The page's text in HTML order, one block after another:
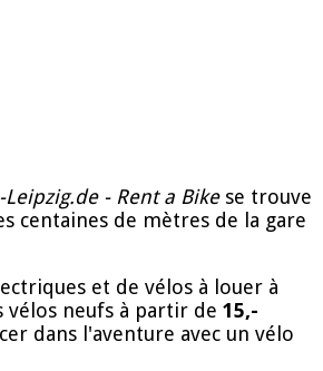
Leipzig.de - Rent a Bikese trouve
centaines de mètres de la gare
et de vélos à louer à
vélos neufs à partir de 15,-
dans l'aventure avec un vélo